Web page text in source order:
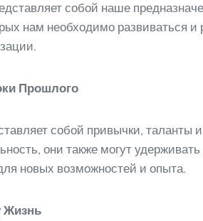
собой наше
нам необходимо
Прошлого
собой привычки, таланты
они также могут
новых возможностей и опыта.
Жизнь